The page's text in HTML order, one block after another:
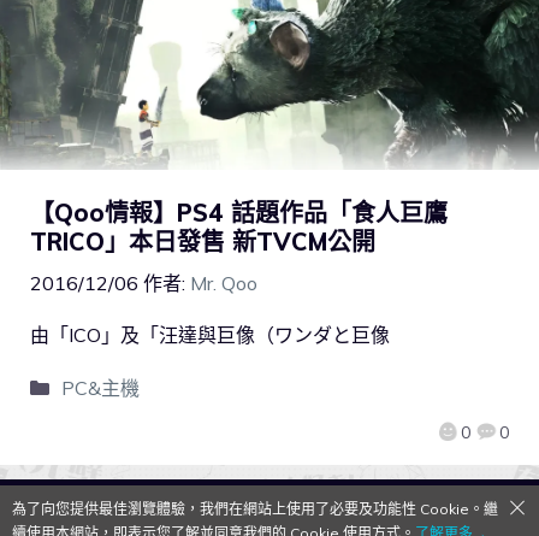
【Qoo情報】PS4 話題作品「食人巨鷹
TRICO」本日發售 新TVCM公開
2016/12/06 作者: Mr. Qoo
0 0
由「ICO」及「汪達與巨像（ワンダと巨像
PC&主機
QooApp Limited © 2026
為了向您提供最佳瀏覽體驗，我們在網站上使用了必要及功能性 Cookie。繼